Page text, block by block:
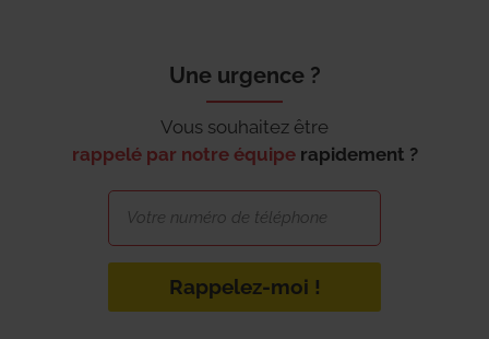
Une urgence ?
Vous souhaitez être
rappelé par notre équipe rapidement ?
Rappelez-moi !